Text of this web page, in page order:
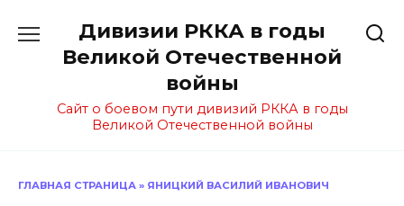
содержанию
Дивизии РККА в годы
Великой Отечественной
войны
Сайт о боевом пути дивизий РККА в годы
Великой Отечественной войны
ГЛАВНАЯ СТРАНИЦА » ЯНИЦКИЙ ВАСИЛИЙ ИВАНОВИЧ